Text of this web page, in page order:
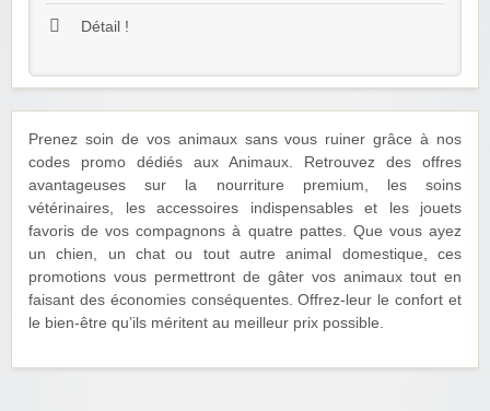
Détail !
Prenez soin de vos animaux sans vous ruiner grâce à nos
codes promo dédiés aux Animaux. Retrouvez des offres
avantageuses sur la nourriture premium, les soins
vétérinaires, les accessoires indispensables et les jouets
favoris de vos compagnons à quatre pattes. Que vous ayez
un chien, un chat ou tout autre animal domestique, ces
promotions vous permettront de gâter vos animaux tout en
faisant des économies conséquentes. Offrez-leur le confort et
le bien-être qu’ils méritent au meilleur prix possible.